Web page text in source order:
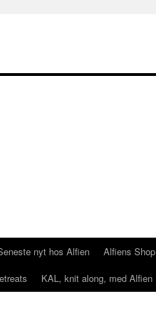
nyt hos Alfien Alfiens Shop
KAL, knit along, med Alfien